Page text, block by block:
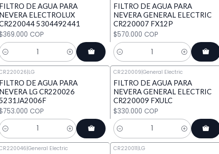
DE AGUA PARA
ELECTROLUX
5304492441
COP
FILTRO DE AGUA PARA
NEVERA GENERAL ELECTRIC
CR220007 FX12P
$570.000 COP
Cantidad
|LG
DE AGUA PARA
LG CR220026
COP
CR220009|General Electric
FILTRO DE AGUA PARA
NEVERA GENERAL ELECTRIC
CR220009 FXULC
$330.000 COP
Cantidad
|General Electric CR220011|LG